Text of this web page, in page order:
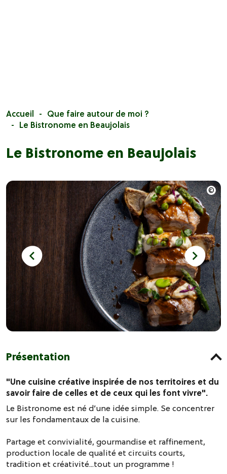
Accueil
Que faire autour de moi ?
Le Bistronome en Beaujolais
Le Bistronome en Beaujolais
Présentation
"Une cuisine créative inspirée de nos territoires et du
savoir faire de celles et de ceux qui les font vivre".
Le Bistronome est né d’une idée simple. Se concentrer
sur les fondamentaux de la cuisine.
Partage et convivialité, gourmandise et raffinement,
production locale de qualité et circuits courts,
tradition et créativité...tout un programme !